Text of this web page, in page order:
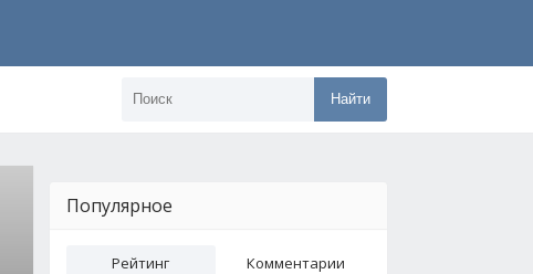
Найти
Популярное
Рейтинг Комментарии